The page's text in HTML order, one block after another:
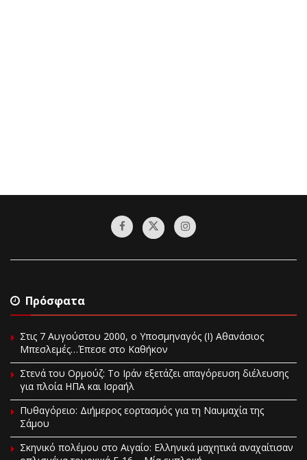
Πρόσφατα
Στις 7 Αυγούστου 2000, ο Υποσμηναγός (Ι) Αθανάσιος
Μπεσλεμές…Έπεσε στο Καθήκον
Στενά του Ορμούζ: Το Ιράν εξετάζει απαγόρευση διέλευσης
για πλοία ΗΠΑ και Ισραήλ
Πυθαγόρειο: Διήμερος εορτασμός για τη Ναυμαχία της
Σάμου
Σκηνικό πολέμου στο Αιγαίο: Ελληνικά μαχητικά αναχαίτισαν